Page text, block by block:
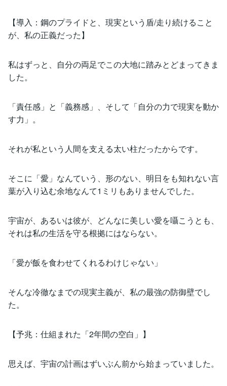
【導入：鋼のプライドと、現実という盾/走り続けること
が、私の正義だった】
私はずっと、自分の両足でこの大地に踏みとどまってきま
した。
「責任感」と「義務感」、そして「自分の力で現実を動か
す力」。
それが私という人間を支える太い柱だったからです。
そこに「愛」なんていう、形のない、明日をも知れない言
葉が入り込む余地なんて1ミリもありませんでした。
宇宙が、あるいは彼が、どんなに美しい愛を囁こうとも、
それは私の生活を守る根拠にはならない。
「愛が飯を食わせてくれるわけじゃない」
そんな冷徹なまでの現実主義が、私の最強の防御壁でし
た。
【予兆：仕組まれた「2年間の空白」】
思えば、宇宙の計画はずいぶん前から始まっていました。